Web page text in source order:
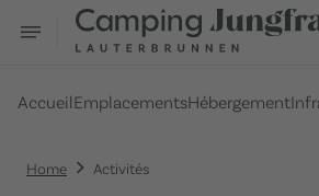
AccueilEmplacementsHébergement
Home Activités